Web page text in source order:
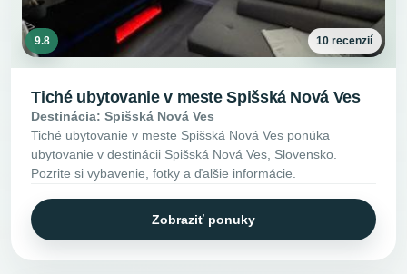
9.8 10 recenzií
Tiché ubytovanie v meste Spišská Nová Ves
Destinácia: Spišská Nová Ves
Tiché ubytovanie v meste Spišská Nová Ves ponúka
ubytovanie v destinácii Spišská Nová Ves, Slovensko.
Pozrite si vybavenie, fotky a ďalšie informácie.
Zobraziť ponuky